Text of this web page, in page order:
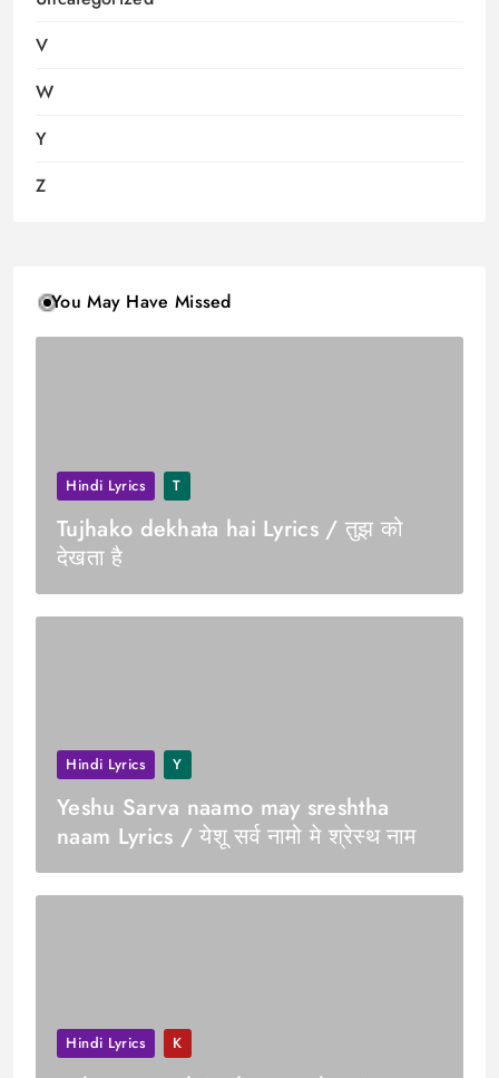
V
W
Y
Z
You May Have Missed
Hindi Lyrics T
Tujhako dekhata hai Lyrics / तुझ को
देखता है
Hindi Lyrics Y
Yeshu Sarva naamo may sreshtha
naam Lyrics / येशू सर्व नामो मे श्रेस्थ नाम
Hindi Lyrics K